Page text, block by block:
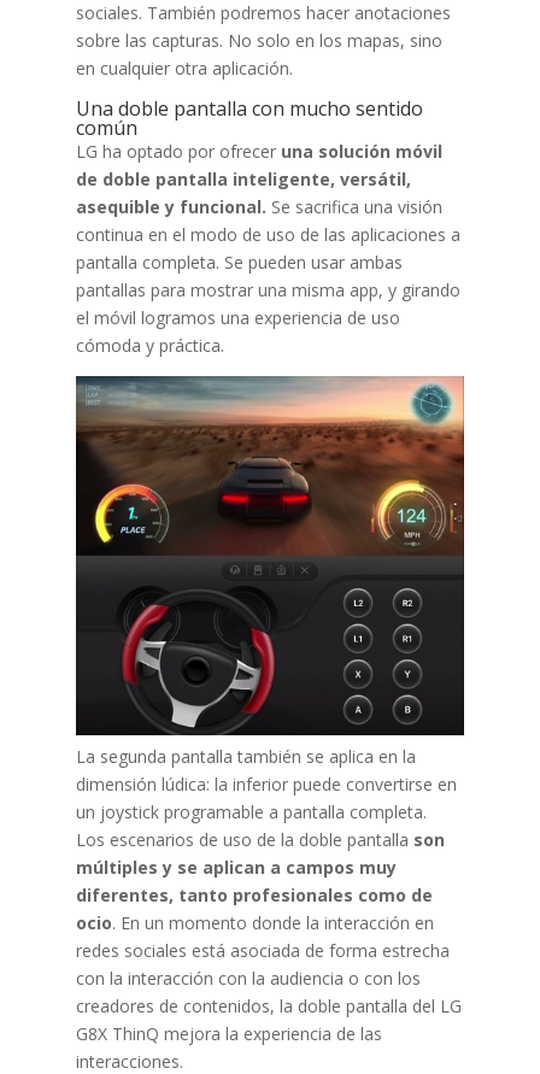
sociales. También podremos hacer anotaciones
sobre las capturas. No solo en los mapas, sino
en cualquier otra aplicación.
Una doble pantalla con mucho sentido
común
LG ha optado por ofrecer una solución móvil
de doble pantalla inteligente, versátil,
asequible y funcional. Se sacrifica una visión
continua en el modo de uso de las aplicaciones a
pantalla completa. Se pueden usar ambas
pantallas para mostrar una misma app, y girando
el móvil logramos una experiencia de uso
cómoda y práctica.
La segunda pantalla también se aplica en la
dimensión lúdica: la inferior puede convertirse en
un joystick programable a pantalla completa.
Los escenarios de uso de la doble pantalla son
múltiples y se aplican a campos muy
diferentes, tanto profesionales como de
ocio. En un momento donde la interacción en
redes sociales está asociada de forma estrecha
con la interacción con la audiencia o con los
creadores de contenidos, la doble pantalla del LG
G8X ThinQ mejora la experiencia de las
interacciones.